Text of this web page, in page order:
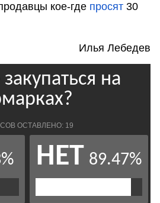
кое-где просят 30
Илья Лебедев